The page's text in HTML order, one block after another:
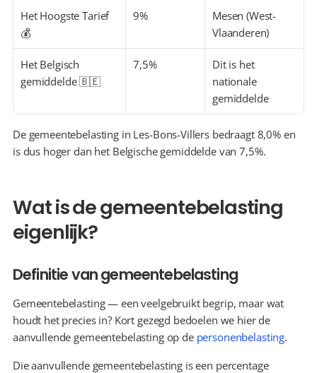
Het Hoogste Tarief
💰
9%
Mesen (West-
Vlaanderen)
Het Belgisch
gemiddelde 🇧🇪
7,5%
Dit is het
nationale
gemiddelde
De gemeentebelasting in Les-Bons-Villers bedraagt 8,0% en
is dus hoger dan het Belgische gemiddelde van 7,5%.
Wat is de gemeentebelasting
eigenlijk?
Definitie van gemeentebelasting
Gemeentebelasting — een veelgebruikt begrip, maar wat
houdt het precies in? Kort gezegd bedoelen we hier de
aanvullende gemeentebelasting op de personenbelasting.
Die aanvullende gemeentebelasting is een percentage